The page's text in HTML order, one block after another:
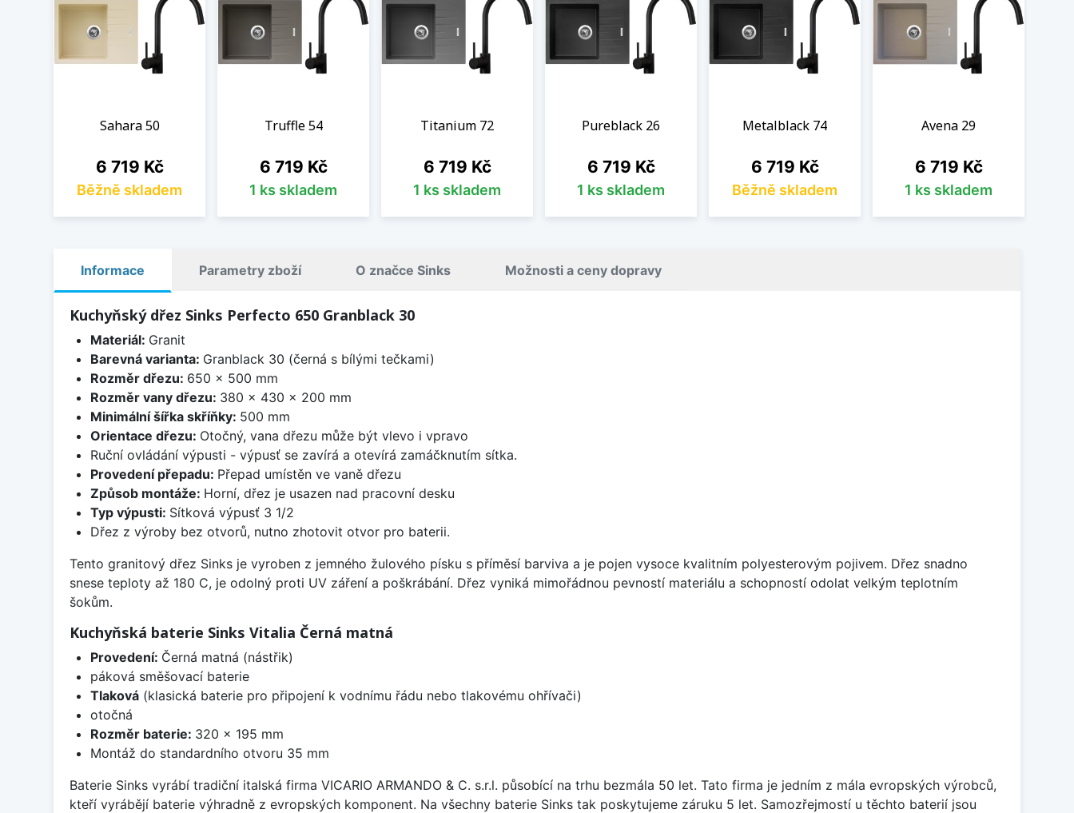
Sahara 50
Cena
6 719 Kč
Běžně skladem
Truffle 54
Cena
6 719 Kč
1 ks skladem
Titanium 72
Cena
6 719 Kč
1 ks skladem
Pureblack 26
Cena
6 719 Kč
1 ks skladem
Metalblack 74
Cena
6 719 Kč
Běžně skladem
Avena 29
Cena
6 719 Kč
1 ks skladem
Informace Parametry zboží O značce Sinks Možnosti a ceny dopravy
Kuchyňský dřez Sinks Perfecto 650 Granblack 30
Materiál: Granit
Barevná varianta: Granblack 30 (černá s bílými tečkami)
Rozměr dřezu: 650 x 500 mm
Rozměr vany dřezu: 380 x 430 x 200 mm
Minimální šířka skříňky: 500 mm
Orientace dřezu: Otočný, vana dřezu může být vlevo i vpravo
Ruční ovládání výpusti - výpusť se zavírá a otevírá zamáčknutím sítka.
Provedení přepadu: Přepad umístěn ve vaně dřezu
Způsob montáže: Horní, dřez je usazen nad pracovní desku
Typ výpusti: Sítková výpusť 3 1/2
Dřez z výroby bez otvorů, nutno zhotovit otvor pro baterii.
Tento granitový dřez Sinks je vyroben z jemného žulového písku s příměsí barviva a je pojen vysoce kvalitním polyesterovým pojivem. Dřez snadno
snese teploty až 180 C, je odolný proti UV záření a poškrábání. Dřez vyniká mimořádnou pevností materiálu a schopností odolat velkým teplotním
šokům.
Kuchyňská baterie Sinks Vitalia Černá matná
Provedení: Černá matná (nástřik)
páková směšovací baterie
Tlaková(klasická baterie pro připojení k vodnímu řádu nebo tlakovému ohřívači)
otočná
Rozměr baterie: 320 x 195 mm
Montáž do standardního otvoru 35 mm
Baterie Sinks vyrábí tradiční italská firma VICARIO ARMANDO & C. s.r.l. působící na trhu bezmála 50 let. Tato firma je jedním z mála evropských výrobců,
kteří vyrábějí baterie výhradně z evropských komponent. Na všechny baterie Sinks tak poskytujeme záruku 5 let. Samozřejmostí u těchto baterií jsou